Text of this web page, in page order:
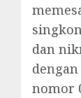
dan
nomor